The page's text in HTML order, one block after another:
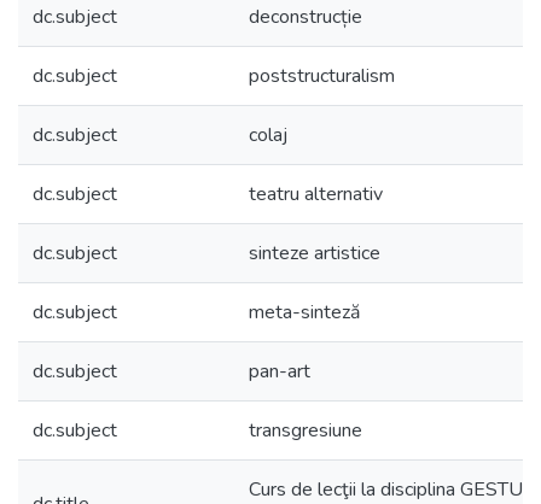
dc.subject deconstrucție
dc.subject poststructuralism
dc.subject colaj
dc.subject teatru alternativ
dc.subject sinteze artistice
dc.subject meta-sinteză
dc.subject pan-art
dc.subject transgresiune
Curs de lecţii la disciplina